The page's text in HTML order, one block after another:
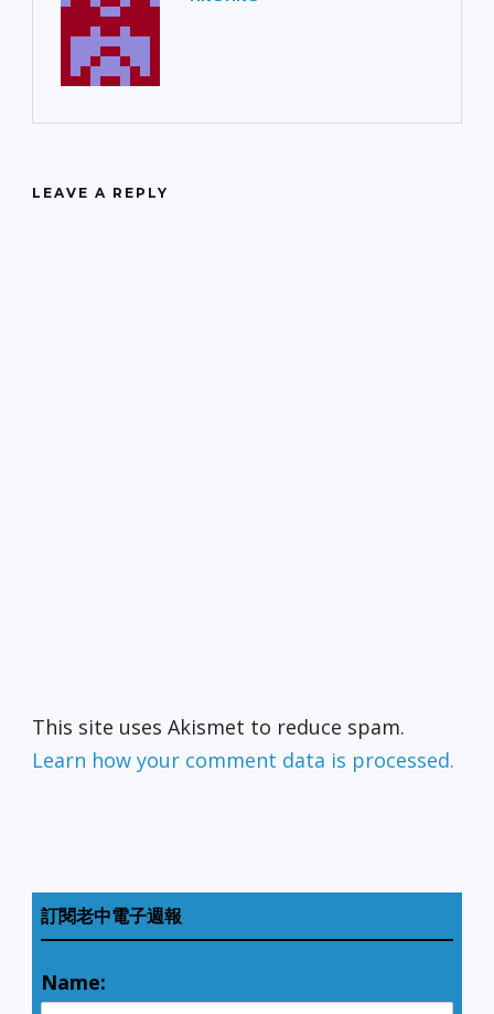
LEAVE A REPLY
This site uses Akismet to reduce spam.
Learn how your comment data is processed.
訂閱老中電子週報
Name: